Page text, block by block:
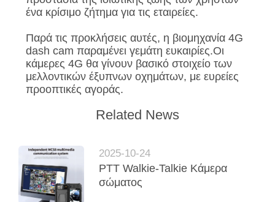
ένα κρίσιμο ζήτημα για τις εταιρείες.
Παρά τις προκλήσεις αυτές, η βιομηχανία 4G
dash cam παραμένει γεμάτη ευκαιρίες.Οι
κάμερες 4G θα γίνουν βασικό στοιχείο των
μελλοντικών έξυπνων οχημάτων, με ευρείες
προοπτικές αγοράς.
Related News
2025-10-24
PTT Walkie-Talkie Κάμερα
σώματος